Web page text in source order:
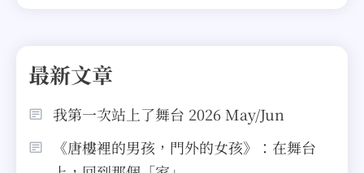
最新文章
我第一次站上了舞台 2026 May/Jun
《唐樓裡的男孩，門外的女孩》：在舞台